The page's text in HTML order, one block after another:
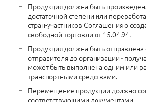
Продукция должна быть
достаточной степени или
стран-участников Соглашения о
свободной торговли от 15.04.94.
Продукция должна быть отправлена
отправителя до организации -
может быть выполнена одним или
транспортными средствами.
Перемещение продукции должно
соответствующими документами.